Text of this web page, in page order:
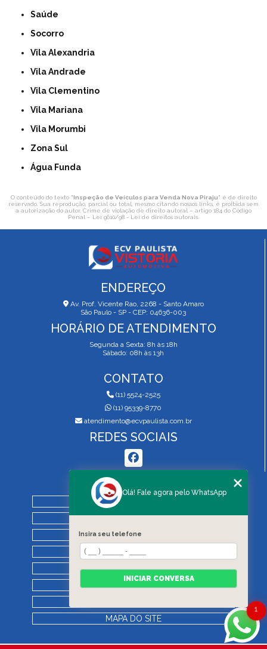
Saúde
Socorro
Vila Alexandria
Vila Andrade
Vila Clementino
Vila Mariana
Vila Morumbi
Zona Sul
Água Funda
O conteúdo do texto "Inspeção de Veículos para Venda Nova Piraju" é de direito
reservado. Sua reprodução, parcial ou total, mesmo citando nossos links, é proibida sem
a autorização do autor. Crime de violação de direito autoral – artigo 184 do Código
Penal – Lei 9610/98 - Lei de direitos autorais
ENDEREÇO
Av. Prof. Vicente Rao, 2268 - Santo Amaro
São Paulo - SP - CEP: 04636-003
HORÁRIO DE ATENDIMENTO
Segunda a Sexta: 8h às 18h
Sábado: 08h às 13h
CONTATO
(11) 5524-2525
(11) 95339-8770
atendimento@ecvpaulista.com.br
REDES SOCIAIS
MENU
QUEM SOMOS
SERVIÇOS
BLOG
REGRAS DE VISTORIA
MAPA DO SITE
1
Olá! Fale agora pelo WhatsApp
Insira seu telefone
INICIAR CONVERSA